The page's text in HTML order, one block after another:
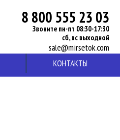
8 800 555 23 03
Звоните пн-пт 08:30-17:30
сб, вс выходной
sale@mirsetok.com
КОНТАКТЫ